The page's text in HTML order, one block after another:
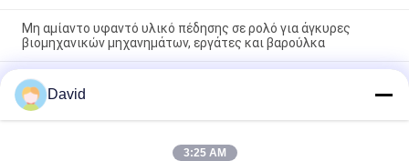
Μη αμίαντο υφαντό υλικό πέδησης σε ρολό για άγκυρες
βιομηχανικών μηχανημάτων, εργάτες και βαρούλκα
Αμίαντου Ελεύθερο Υφαντό Υλικό Επένδυσης Φρένων σε
Ρολό για Τρακτέρ, Γερανούς, Ανυψωτικά Μηχανήματα και
Ανελκυστήρες σε Εργοστάσια Ζάχαρης
Ελαστικός ανεμοθρεπτήρας ανεμοθρεπτήρα υφασμένο ρολό
David
3:25 AM